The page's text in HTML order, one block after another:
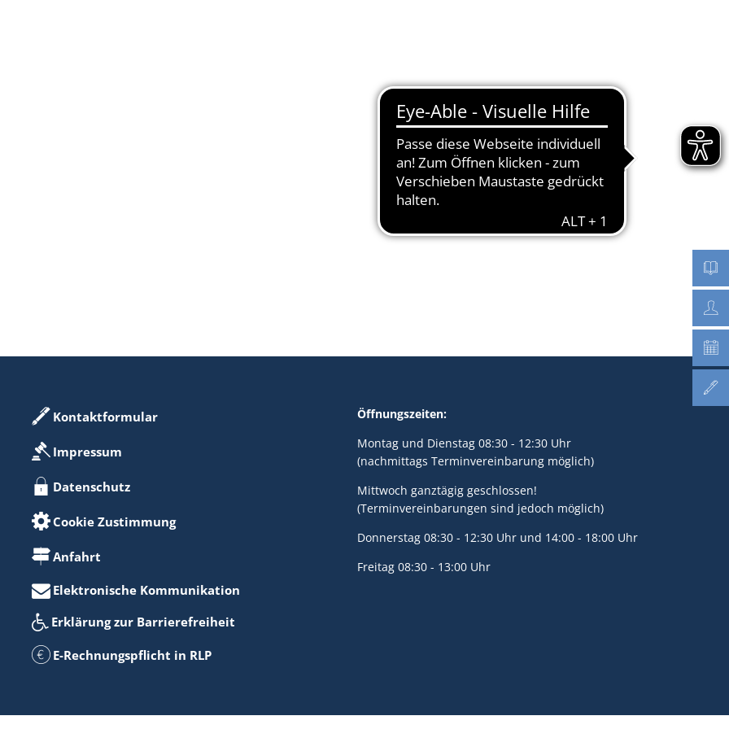
Kindertagesstätten
Kontaktformular
Impressum
Datenschutz
Cookie Zustimmung
Anfahrt
Elektronische Kommunikation
Erklärung zur Barrierefreiheit
E-Rechnungspflicht in RLP
Öffnungszeiten:
Montag und Dienstag 08:30 - 12:30 Uhr
(nachmittags Terminvereinbarung möglich)
Mittwoch ganztägig geschlossen!
(Terminvereinbarungen sind jedoch möglich)
Donnerstag 08:30 - 12:30 Uhr und 14:00 - 18:00 Uhr
Freitag 08:30 - 13:00 Uhr